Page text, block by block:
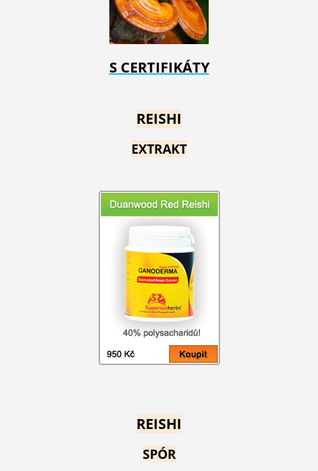
S CERTIFIKÁTY
REISHI
EXTRAKT
REISHI
SPÓR